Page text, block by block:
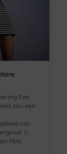
Een
zou een
van
U
fitte